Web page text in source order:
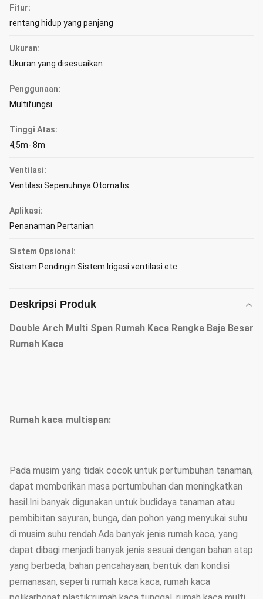
Fitur:
rentang hidup yang panjang
Ukuran:
Ukuran yang disesuaikan
Penggunaan:
Multifungsi
Tinggi Atas:
4,5m- 8m
Ventilasi:
Ventilasi Sepenuhnya Otomatis
Aplikasi:
Penanaman Pertanian
Sistem Opsional:
Sistem Pendingin.Sistem Irigasi.ventilasi.etc
Deskripsi Produk
Double Arch Multi Span Rumah Kaca Rangka Baja Besar
Rumah Kaca
Rumah kaca multispan:
Pada musim yang tidak cocok untuk pertumbuhan tanaman,
dapat memberikan masa pertumbuhan dan meningkatkan
hasil.Ini banyak digunakan untuk budidaya tanaman atau
pembibitan sayuran, bunga, dan pohon yang menyukai suhu
di musim suhu rendah.Ada banyak jenis rumah kaca, yang
dapat dibagi menjadi banyak jenis sesuai dengan bahan atap
yang berbeda, bahan pencahayaan, bentuk dan kondisi
pemanasan, seperti rumah kaca kaca, rumah kaca